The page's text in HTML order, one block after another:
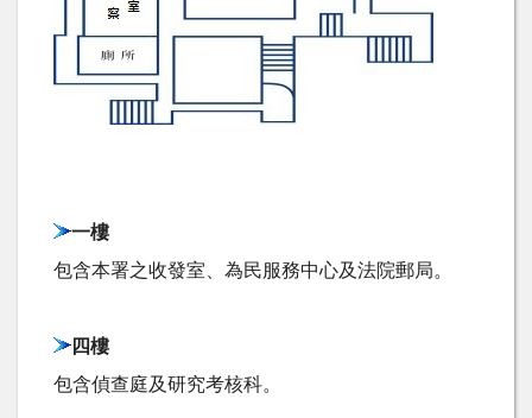
一樓
包含本署之收發室、為民服務中心及法院郵局。
四樓
包含偵查庭及研究考核科。